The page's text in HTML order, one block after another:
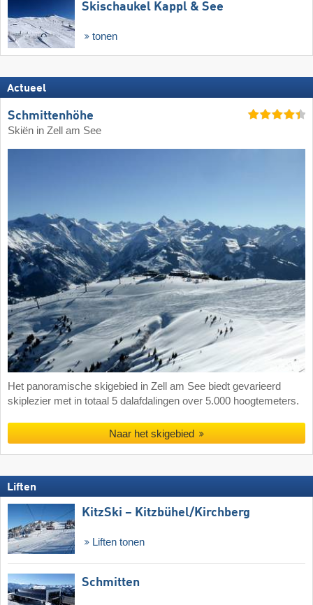
Skischaukel Kappl & See
tonen
Actueel
Schmittenhöhe
Skiën in Zell am See
Het panoramische skigebied in Zell am See biedt gevarieerd
skiplezier met in totaal 5 dalafdalingen over 5.000 hoogtemeters.
Naar het skigebied
Liften
KitzSki – Kitzbühel/​Kirchberg
Liften tonen
Schmitten